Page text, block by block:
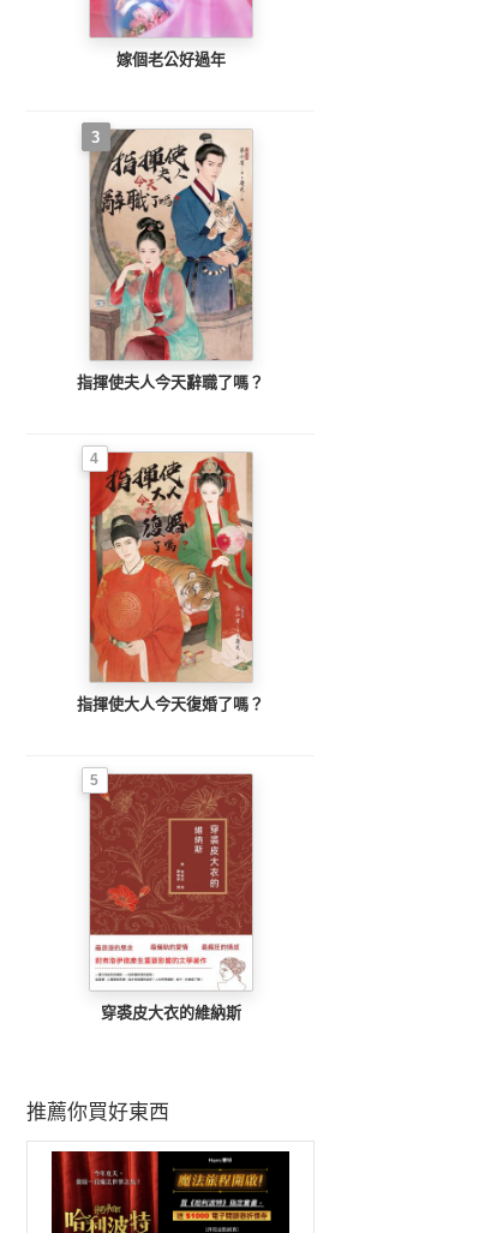
嫁個老公好過年
3
指揮使夫人今天辭職了嗎？
4
指揮使大人今天復婚了嗎？
5
穿裘皮大衣的維納斯
推薦你買好東西